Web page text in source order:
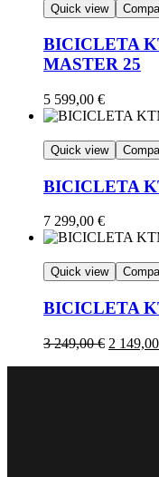
Quick view
BICICLETA
MASTER 25
5 599,00 €
Quick view
BICICLETA
7 299,00 €
Quick view
BICICLETA
3 249,00€ 2 149,00